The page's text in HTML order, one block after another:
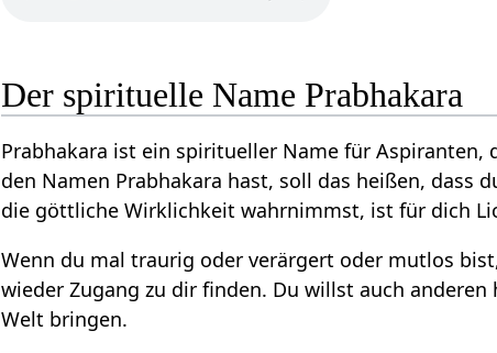
Der spirituelle Name Prabhakara
Prabhakara ist ein spiritueller Name für Aspiranten,
den Namen Prabhakara hast, soll das heißen,
die göttliche Wirklichkeit wahrnimmst, ist für dich
Wenn du mal traurig oder verärgert oder mutlos
wieder Zugang zu dir finden. Du willst auch
Welt bringen.